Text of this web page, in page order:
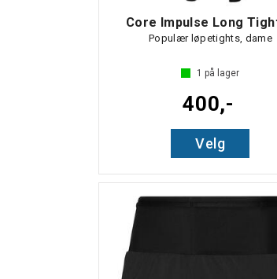
Core Impulse Long
Populær løpetights, dame
1 på lager
400,-
Velg